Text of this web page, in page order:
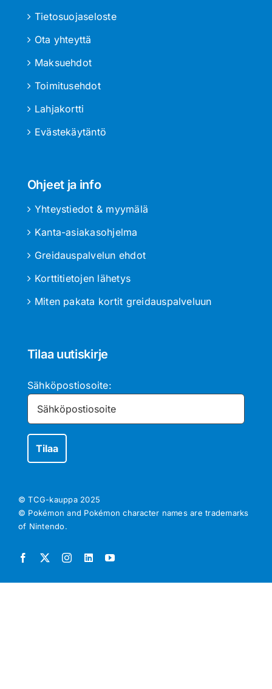
Tietosuojaseloste
Ota yhteyttä
Maksuehdot
Toimitusehdot
Lahjakortti
Evästekäytäntö
Ohjeet ja info
Yhteystiedot & myymälä
Kanta-asiakasohjelma
Greidauspalvelun ehdot
Korttitietojen lähetys
Miten pakata kortit greidauspalveluun
Tilaa uutiskirje
Sähköpostiosoite:
© TCG-kauppa 2025
© Pokémon and Pokémon character names are trademarks
of Nintendo.